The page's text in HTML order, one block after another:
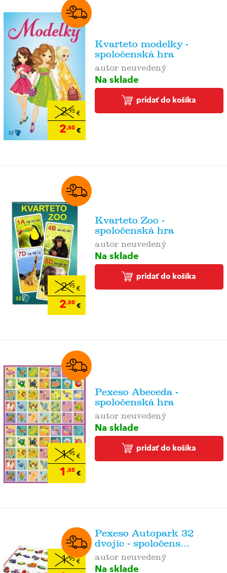
2,95€
2,80€
Kvarteto modelky -
spoločenská hra
autor neuvedený
Na sklade
pridať do košíka
2,95€
2,80€
Kvarteto Zoo -
spoločenská hra
autor neuvedený
Na sklade
pridať do košíka
1,95€
1 ,85€
Pexeso Abeceda -
spoločenská hra
autor neuvedený
Na sklade
pridať do košíka
1,95€
Pexeso Autopark 32
dvojíc - spoločens...
autor neuvedený
Na sklade